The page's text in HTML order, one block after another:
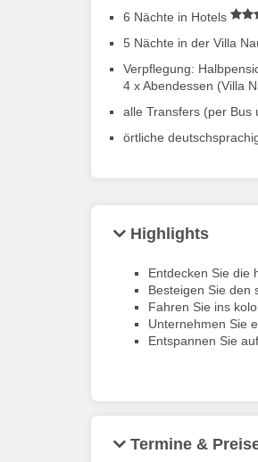
6 Nächte in Hotels
5 Nächte in der Villa
Verpflegung:
4 x Abendessen (Villa
alle Transfers (per Bus
örtliche
Highlights
Entdecken Sie die
Besteigen Sie den
Fahren Sie ins
Unternehmen Sie
Entspannen Sie
Termine &